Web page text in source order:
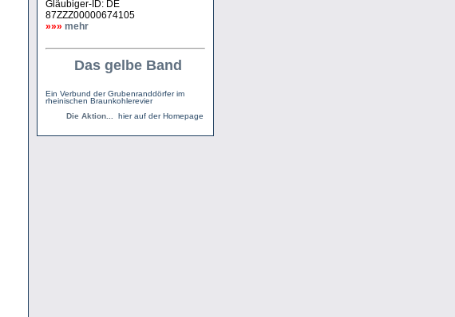
Gläubiger-ID: DE
87ZZZ00000674105
»»» mehr
Das gelbe Band
Ein Verbund der Grubenranddörfer im
rheinischen Braunkohlerevier
Die Aktion...
hier auf der Homepage